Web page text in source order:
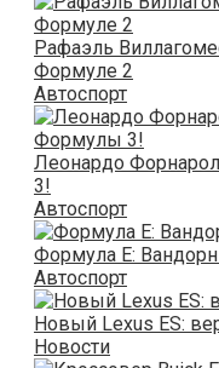
Рафаэль
Формуле 2
Автоспорт
Леонардо
3!
Автоспорт
Формула Е:
Автоспорт
Новый Lexus ES:
Новости